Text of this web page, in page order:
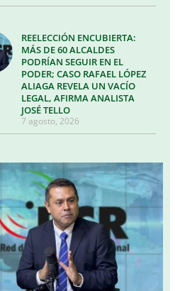
REELECCIÓN ENCUBIERTA:
MÁS DE 60 ALCALDES
PODRÍAN SEGUIR EN EL
PODER; CASO RAFAEL LÓPEZ
ALIAGA REVELA UN VACÍO
LEGAL, AFIRMA ANALISTA
JOSÉ TELLO
7 agosto, 2026